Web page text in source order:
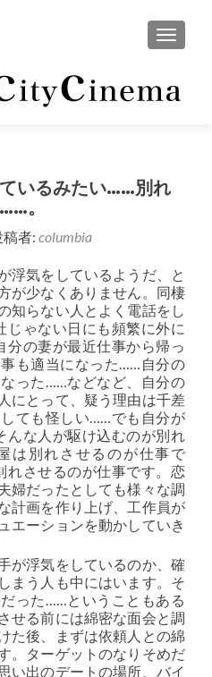
ナビゲ
いるみたい……別れ
。
稿者: columbia
浮気をしているようだ、と
が少なくありません。同棲
知らない人とよく電話をし
ゃない日にも頻繁に外に
の妻が最近仕事から帰っ
も適当になった……自分の
った……などなど、自分の
にとって、疑う理由は千差
ても怪しい……でも自分が
な人が駆け込むのが別れ
は別れさせるのが仕事で
させるのが仕事です。恋
婦だったとしても様々な調
計画を作り上げ、工作員が
エーションを動かしていき
が浮気をしているのか、確
まう人も中にはいます。そ
った……ということもある
せる前には綿密な面会と調
た後、まずは依頼人との綿
。ターゲットのなりそめだ
い出のデートの場所、バイ